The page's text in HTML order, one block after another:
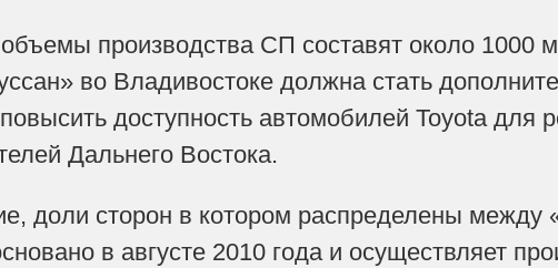
производства СП составят около 1000
во Владивостоке должна стать
доступность автомобилей Toyota для
Дальнего Востока.
доли сторон в котором распределены между
в августе 2010 года и осуществляет